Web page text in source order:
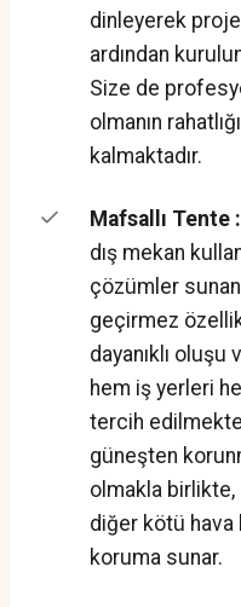
dinleyerek
ardından
Size de
olmanın
kalmaktadır.
Mafsallı Tente :
dış mekan
çözümler sunan
geçirmez
dayanıklı
hem iş yerleri
tercih
güneşten
olmakla birlikte,
diğer kötü hava
koruma sunar.